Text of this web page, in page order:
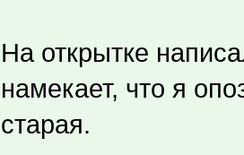
На открытке
намекает, что я
старая.